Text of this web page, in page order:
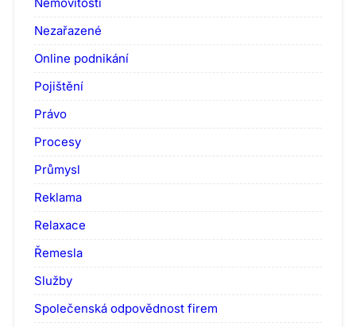
Nezařazené
Online podnikání
Pojištění
Právo
Procesy
Průmysl
Reklama
Relaxace
Řemesla
Služby
Společenská odpovědnost firem